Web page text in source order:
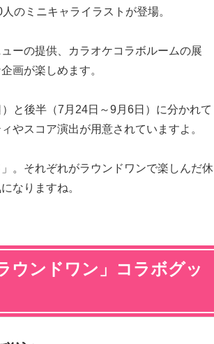
のミニキャライラストが登場。
ーの提供、カラオケコラボルームの展
画が楽しめます。
と後半（7月24日～9月6日）に分かれて
やスコア演出が用意されていますよ。
。それぞれがラウンドワンで楽しんだ休
なりますね。
ウンドワン」コラボグッ